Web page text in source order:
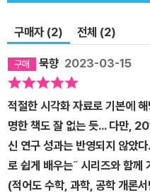
다. 근년에는 뛰어난 운동 능력을 보이는 선수의 유전자에 대해서도
과 유전자의 관계가 꾸준히 밝
정하는 유전자에 대해 정리한다. 감각·술에 강한 정도·정서·호기심·공
격성 등 체질과 성격에 관련된 유전자 우리는 경험적으로
시는 집안’ 또는 ‘체질적으로
알고 있다. 여기에도 유전자가
이가 사람 각각의 다양한 성격
구매자 (2) 전체 (2)
묵향 2023-03-15
적절한 시각화 자료로 기본에
명한 책도 잘 없는 듯... 다만,
신 연구 성과는 반영되지 않았
로 쉽게 배우는˝ 시리즈와 함께
(적어도 수학, 과학, 공학 개론